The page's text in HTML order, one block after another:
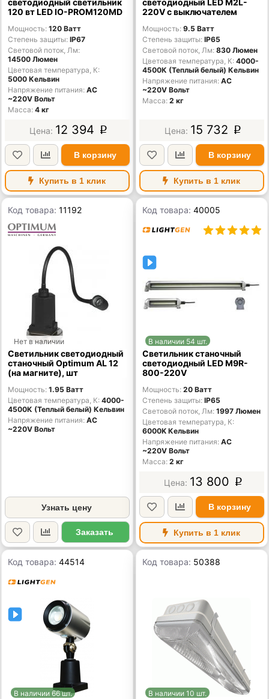
120 вт LED IO-PROM120MD
Мощность 120 Ватт
Степень защиты IP67
Световой поток, Лм
14500 Люмен
Цветовая температура, К
5000 Кельвин
Напряжение питания AC
~220V Вольт
Масса 4 кг
12 394 p
В корзину
Купить в 1 клик
220V с выключателем
Мощность 9.5 Ватт
Степень защиты IP65
Световой поток, Лм 830 Люмен
Цветовая температура, К 4000-
4500К (Теплый белый) Кельвин
Напряжение питания AC
~220V Вольт
Масса 2 кг
15 732 p
В корзину
Купить в 1 клик
Код товара:11192
Нет в наличии
Светильник светодиодный
станочный Optimum AL 12
(на магните), шт
Мощность 1.95 Ватт
Цветовая температура, К 4000-
4500К (Теплый белый) Кельвин
Напряжение питания AC
~220V Вольт
Узнать цену
Заказать
Код товара:40005
В наличии 54 шт.
Светильник станочный
светодиодный LED M9R-
800-220V
Мощность 20 Ватт
Степень защиты IP65
Световой поток, Лм 1997 Люмен
Цветовая температура, К
6000K Кельвин
Напряжение питания AC
~220V Вольт
Масса 2 кг
13 800 p
В корзину
Купить в 1 клик
Код товара:44514
В наличии 66 шт.
Код товара: 50388
В наличии 10 шт.